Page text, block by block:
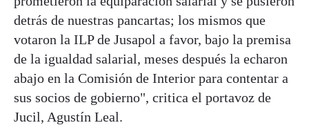
detrás de nuestras pancartas; los mismos que
votaron la ILP de Jusapol a favor, bajo la premisa
de la igualdad salarial, meses después la echaron
abajo en la Comisión de Interior para contentar a
sus socios de gobierno", critica el portavoz de
Jucil, Agustín Leal.